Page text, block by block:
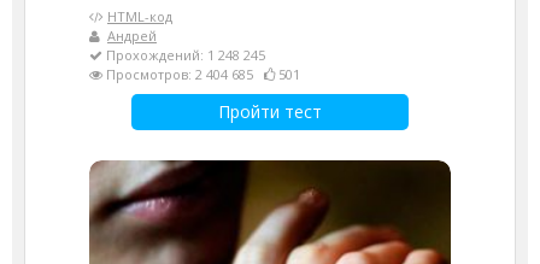
HTML-код
Андрей
Прохождений: 1 248 245
Просмотров: 2 404 685
501
Пройти тест